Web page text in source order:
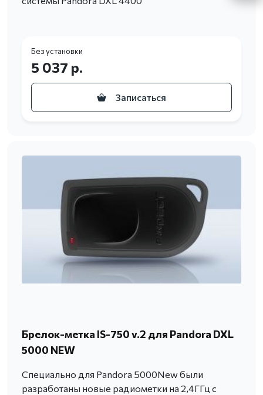
Без установки
5 037 р.
Записаться
Брелок-метка IS-750 v.2 для Pandora DXL
5000 NEW
Специально для Pandora 5000New были
разработаны новые радиометки на 2,4ГГц с